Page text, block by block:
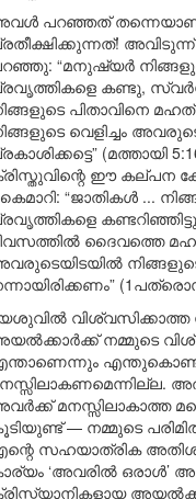
പറഞ്ഞത്
“മനുഷ്യർ
കണ്ടു,
പിതാവിനെ
വെളിച്ചം
(മത്തായി
ഈ കല്പന
“ജാതികൾ ...
ദൈവത്തെ
വിശ്വസിക്കാത്ത
നമ്മുടെ
മനസ്സിലാകാത്ത
— നമ്മുടെ
സഹയാത്രിക
‘അവരിൽ ഒരാൾ’